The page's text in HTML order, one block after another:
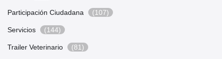
Participación Ciudadana (107)
Servicios (144)
Trailer Veterinario (81)